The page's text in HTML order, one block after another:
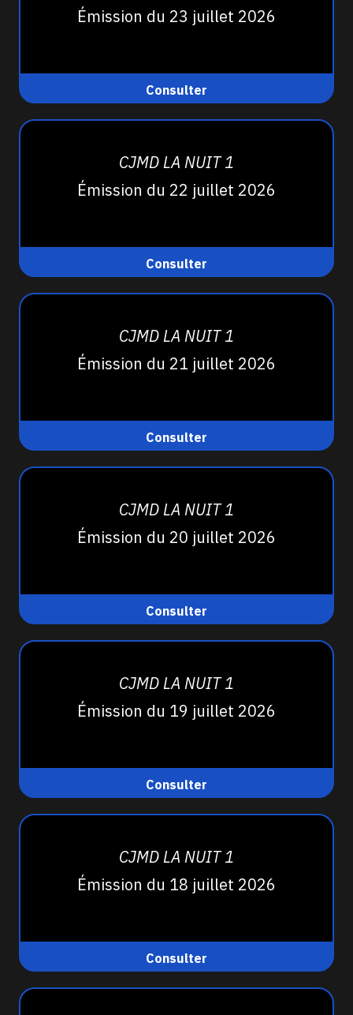
Émission du 23 juillet 2026
Consulter
CJMD LA NUIT 1
Émission du 22 juillet 2026
Consulter
CJMD LA NUIT 1
Émission du 21 juillet 2026
Consulter
CJMD LA NUIT 1
Émission du 20 juillet 2026
Consulter
CJMD LA NUIT 1
Émission du 19 juillet 2026
Consulter
CJMD LA NUIT 1
Émission du 18 juillet 2026
Consulter